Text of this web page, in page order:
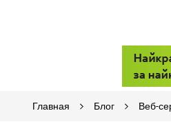
Главная Блог Веб-